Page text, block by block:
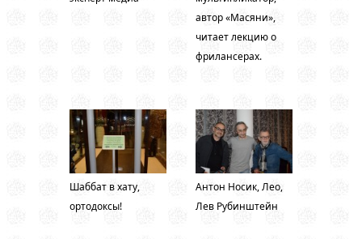
автор «Масяни»,
читает лекцию о
фрилансерах.
Шаббат в хату,
ортодоксы!
Антон Носик, Лео,
Лев Рубинштейн